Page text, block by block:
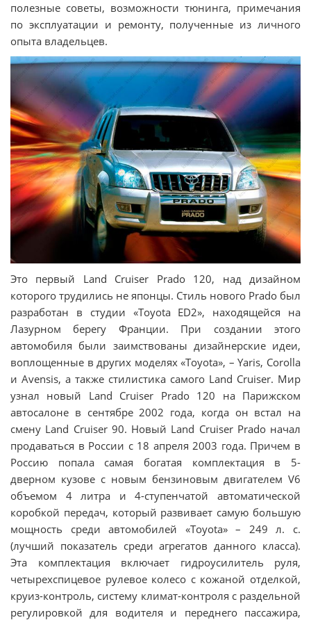
полезные советы, возможности тюнинга, примечания
по эксплуатации и ремонту, полученные из личного
опыта владельцев.
Это первый Land Cruiser Prado 120, над дизайном
которого трудились не японцы. Стиль нового Prado был
разработан в студии «Toyota ED2», находящейся на
Лазурном берегу Франции. При создании этого
автомобиля были заимствованы дизайнерские идеи,
воплощенные в других моделях «Toyota», – Yaris, Corolla
и Avensis, а также стилистика самого Land Cruiser. Мир
узнал новый Land Cruiser Prado 120 на Парижском
автосалоне в сентябре 2002 года, когда он встал на
смену Land Cruiser 90. Новый Land Cruiser Prado начал
продаваться в России с 18 апреля 2003 года. Причем в
Россию попала самая богатая комплектация в 5-
дверном кузове с новым бензиновым двигателем V6
объемом 4 литра и 4-ступенчатой автоматической
коробкой передач, который развивает самую большую
мощность среди автомобилей «Toyota» – 249 л. с.
(лучший показатель среди агрегатов данного класса).
Эта комплектация включает гидроусилитель руля,
четырехспицевое рулевое колесо с кожаной отделкой,
круиз-контроль, систему климат-контроля с раздельной
регулировкой для водителя и переднего пассажира,